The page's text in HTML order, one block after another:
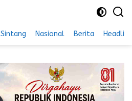
Sintang Nasional Berita Headline